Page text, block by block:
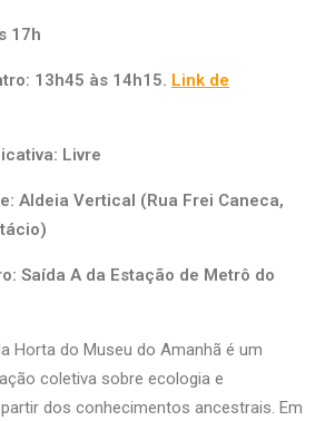
17h
13h45 às 14h15. Link de
Livre
Aldeia Vertical (Rua Frei Caneca,
Saída A da Estação de Metrô do
Horta do Museu do Amanhã é um
coletiva sobre ecologia e
dos conhecimentos ancestrais. Em